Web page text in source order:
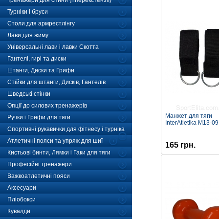
Турніки і бруси
Столи для армрестлінгу
Лави для жиму
Універсальні лави і лавки Скотта
Гантелі, гирі та диски
Штанги, Диски та Грифи
Стійки для штанги, Дискiв, Гантелів
Шведські стінки
Опції до силових тренажерів
Ручки і Грифи для тяги
Спортивні рукавички для фітнесу і турніка
Атлетичні пояси та упряж для шиї
Кистьові бинти, Лямки і Гаки для тяги
Професійні тренажери
Важкоатлетичні пояси
Аксесуари
Пліобокси
Кувалди
Манжет для тяги
InterAtletika M13-
165 грн.